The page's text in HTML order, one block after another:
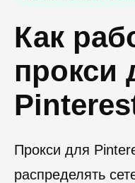
Как
прокси
Прокси для
распределять